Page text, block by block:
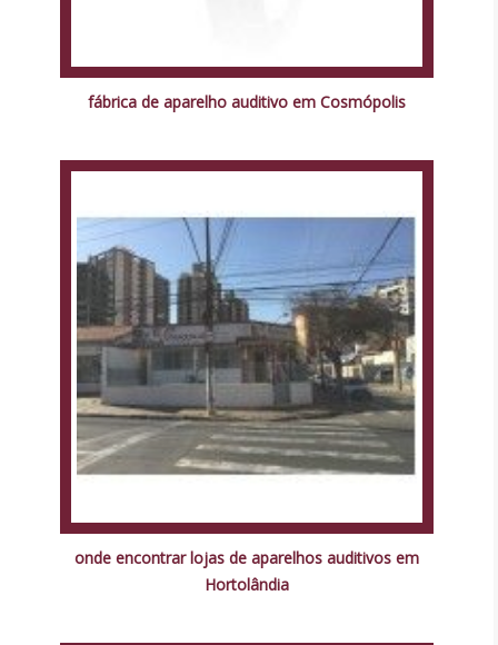
fábrica de aparelho auditivo em Cosmópolis
onde encontrar lojas de aparelhos auditivos em
Hortolândia